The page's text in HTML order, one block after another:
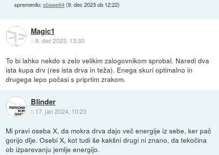
spremenilo:sbawe64(9. dec 2023 ob 12:22)
Magic1
::9. dec 2023, 13:30
To bi lahko nekdo s zelo velikim zalogovnikom sprobal. Naredi dva
ista kupa drv (res ista drva in teža). Enega skuri optimalno in
drugega lepo počasi s priprtim zrakom.
Blinder
:: 17. jan 2024, 10:23
Mi pravi oseba X, da mokra drva dajo več energije iz sebe, ker pač
gorijo dlje. Osebi X, kot tudi še kakšni drugi ni znano, da tekočina
ob izparevanju jemlje energijo.